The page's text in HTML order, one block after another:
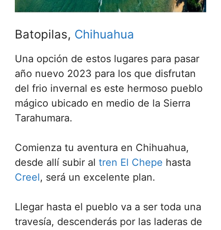
Batopilas, Chihuahua
Una opción de estos lugares para pasar
año nuevo 2023 para los que disfrutan
del frio invernal es este hermoso pueblo
mágico ubicado en medio de la Sierra
Tarahumara.
Comienza tu aventura en Chihuahua,
desde allí subir al tren El Chepe hasta
Creel, será un excelente plan.
Llegar hasta el pueblo va a ser toda una
travesía, descenderás por las laderas de